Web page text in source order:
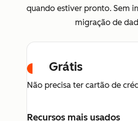
quando estiver pronto. Sem
migração de
Grátis
Não precisa ter cartão de
Recursos mais usados